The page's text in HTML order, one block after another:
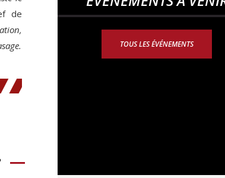
de
TOUS LES ÉVÉNEMENTS